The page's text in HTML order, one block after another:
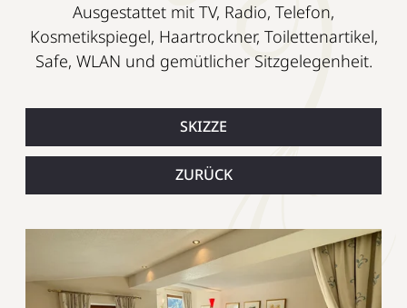
Ausgestattet mit TV, Radio, Telefon,
Kosmetikspiegel, Haartrockner, Toilettenartikel,
Safe, WLAN und gemütlicher Sitzgelegenheit.
SKIZZE
ZURÜCK